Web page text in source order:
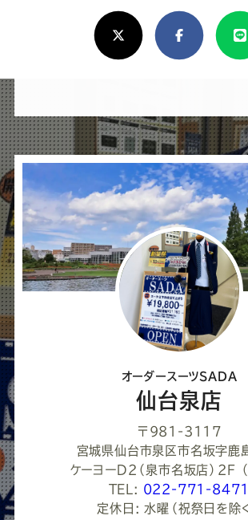
ろ
し
け
ば
シ
ェ
ア
し
て
く
だ
い
X(Twitter)FacebookLine
オーダースーツSADA
仙台泉店
〒981-3117
宮城県仙台市泉区市名坂字鹿
ケーヨーD2（泉市名坂店）2F
（
TEL: 022-771-8471
定休日: 水曜（祝祭日を除く